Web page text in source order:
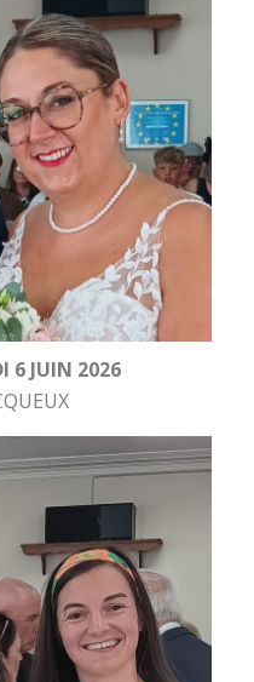
6 JUIN 2026